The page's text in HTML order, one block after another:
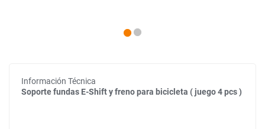
Información Técnica
Soporte fundas E-Shift y freno para bicicleta ( juego 4 pcs )